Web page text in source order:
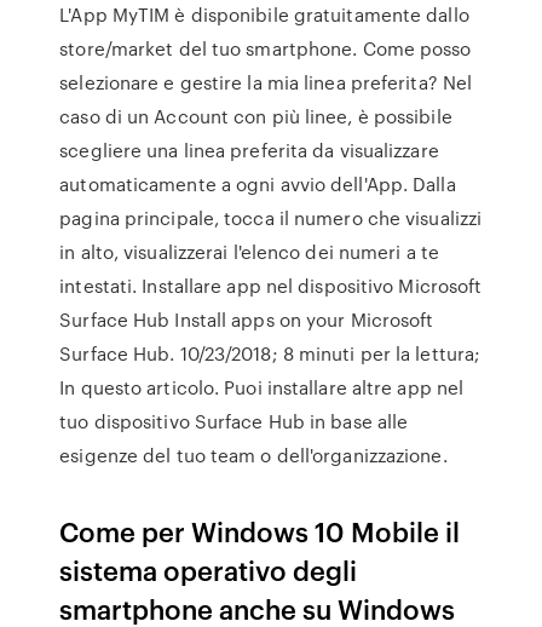
L'App MyTIM è disponibile gratuitamente dallo
store/market del tuo smartphone. Come posso
selezionare e gestire la mia linea preferita? Nel
caso di un Account con più linee, è possibile
scegliere una linea preferita da visualizzare
automaticamente a ogni avvio dell'App. Dalla
pagina principale, tocca il numero che visualizzi
in alto, visualizzerai l'elenco dei numeri a te
intestati. Installare app nel dispositivo Microsoft
Surface Hub Install apps on your Microsoft
Surface Hub. 10/23/2018; 8 minuti per la lettura;
In questo articolo. Puoi installare altre app nel
tuo dispositivo Surface Hub in base alle
esigenze del tuo team o dell'organizzazione.
Come per Windows 10 Mobile il
sistema operativo degli
smartphone anche su Windows